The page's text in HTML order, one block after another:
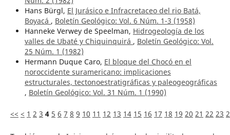
Hans Bürgl, El Jurásico e Infracretaceo del rio Batá,
Boyacá , Boletín Geológico: Vol. 6 Núm. 1-3 (1958)
Hanneke Verwey de Speelman, Hidrogeología de los
valles de Ubaté y Chiquinquirá , Boletín Geológico: Vol.
25 Núm. 1 (1982)
Hermann Duque Caro, El bloque del Chocó en el
noroccidente suramericano: implicaciones
estructurales, tectonoestratigráficas y paleogeográficas
, Boletín Geológico: Vol. 31 Núm. 1 (1990)
<< < 1 2 3 4 5 6 7 8 9 10 11 12 13 14 15 16 17 18 19 20 21 22 23